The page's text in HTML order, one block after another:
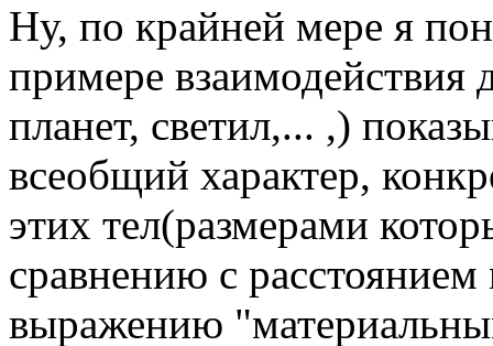
Ну, по крайней мере я
примере взаимодействия
планет, светил,... ,)
всеобщий характер,
этих тел(размерами
сравнению с
выражению